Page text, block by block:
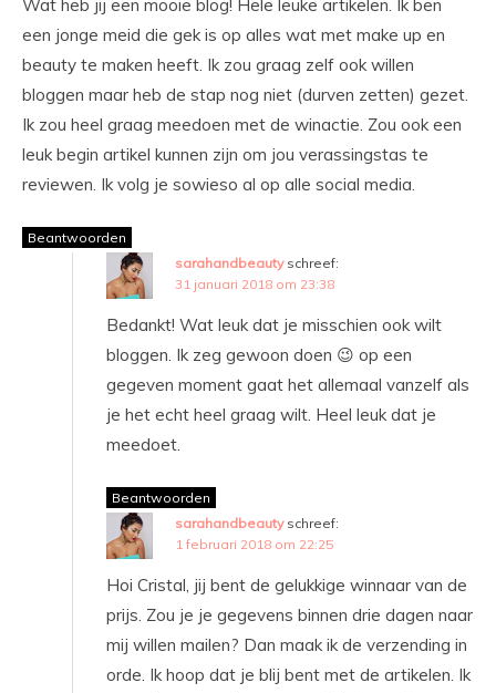
Wat heb jij een mooie blog! Hele leuke artikelen. Ik ben
een jonge meid die gek is op alles wat met make up en
beauty te maken heeft. Ik zou graag zelf ook willen
bloggen maar heb de stap nog niet (durven zetten) gezet.
Ik zou heel graag meedoen met de winactie. Zou ook een
leuk begin artikel kunnen zijn om jou verassingstas te
reviewen. Ik volg je sowieso al op alle social media.
Beantwoorden
sarahandbeauty schreef:
31 januari 2018 om 23:38
Bedankt! Wat leuk dat je misschien ook wilt
bloggen. Ik zeg gewoon doen 😉 op een
gegeven moment gaat het allemaal vanzelf als
je het echt heel graag wilt. Heel leuk dat je
meedoet.
Beantwoorden
sarahandbeauty schreef:
1 februari 2018 om 22:25
Hoi Cristal, jij bent de gelukkige winnaar van de
prijs. Zou je je gegevens binnen drie dagen naar
mij willen mailen? Dan maak ik de verzending in
orde. Ik hoop dat je blij bent met de artikelen. Ik